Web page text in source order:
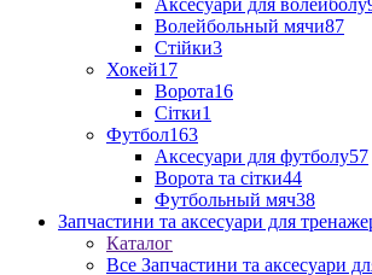
Аксесуари для волейболу
Волейбольный мячи87
Стійки3
Хокей17
Ворота16
Сітки1
Футбол163
Аксесуари для футболу57
Ворота та сітки44
Футбольный мяч38
Запчастини та аксесуари для
Каталог
Все Запчастини та аксесуари